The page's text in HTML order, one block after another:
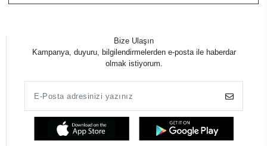
Bize Ulaşın
Kampanya, duyuru, bilgilendirmelerden e-posta ile haberdar
olmak istiyorum.